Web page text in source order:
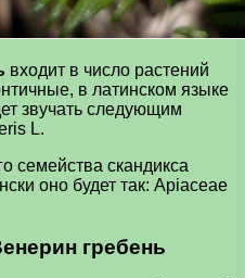
входит в число растений
в латинском языке
звучать следующим
L.
семейства скандикса
оно будет так: Apiaceae
гребень